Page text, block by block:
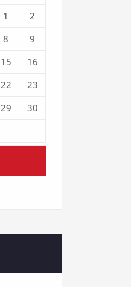
1
2
8
9
15
16
22
23
29
30